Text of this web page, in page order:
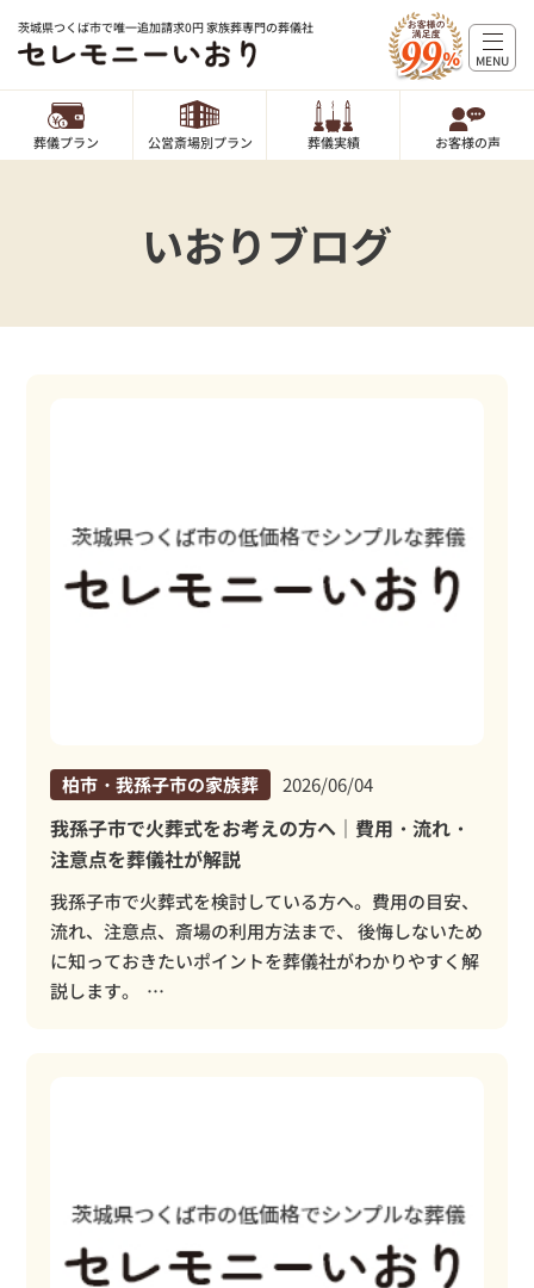
茨城県つくば市で唯一追加請求0円 家族葬専門の葬儀社
葬儀プラン 公営斎場別プラン 葬儀実績 お客様の声
MENU
いおりブログ
柏市・我孫子市の家族葬 2026/06/04
我孫子市で火葬式をお考えの方へ｜費用・流れ・
注意点を葬儀社が解説
我孫子市で火葬式を検討している方へ。費用の目安、
流れ、注意点、斎場の利用方法まで、 後悔しないため
に知っておきたいポイントを葬儀社がわかりやすく解
説します。 …